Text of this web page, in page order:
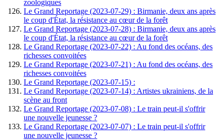
zoologiques
Le Grand Reportage (2023-07-29) : Birmanie, deux ans après
le coup d'État, la résistance au cœur de la forêt
Le Grand Reportage (2023-07-28) : Birmanie, deux ans après
le coup d'État, la résistance au cœur de la forêt
Le Grand Reportage (2023-07-22) : Au fond des océans, des
richesses convoitées
Le Grand Reportage (2023-07-21) : Au fond des océans, des
richesses convoitées
Le Grand Reportage (2023-07-15) :
Le Grand Reportage (2023-07-14) : Artistes ukrainiens, de la
scène au front
Le Grand Reportage (2023-07-08) : Le train peut-il s'offrir
une nouvelle jeunesse ?
Le Grand Reportage (2023-07-07) : Le train peut-il s'offrir
une nouvelle jeunesse ?